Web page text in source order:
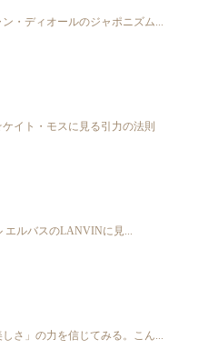
・ディオールのジャポニズム...
イト・モスに見る引力の法則
エルバスのLANVINに見...
さ」の力を信じてみる。こん...